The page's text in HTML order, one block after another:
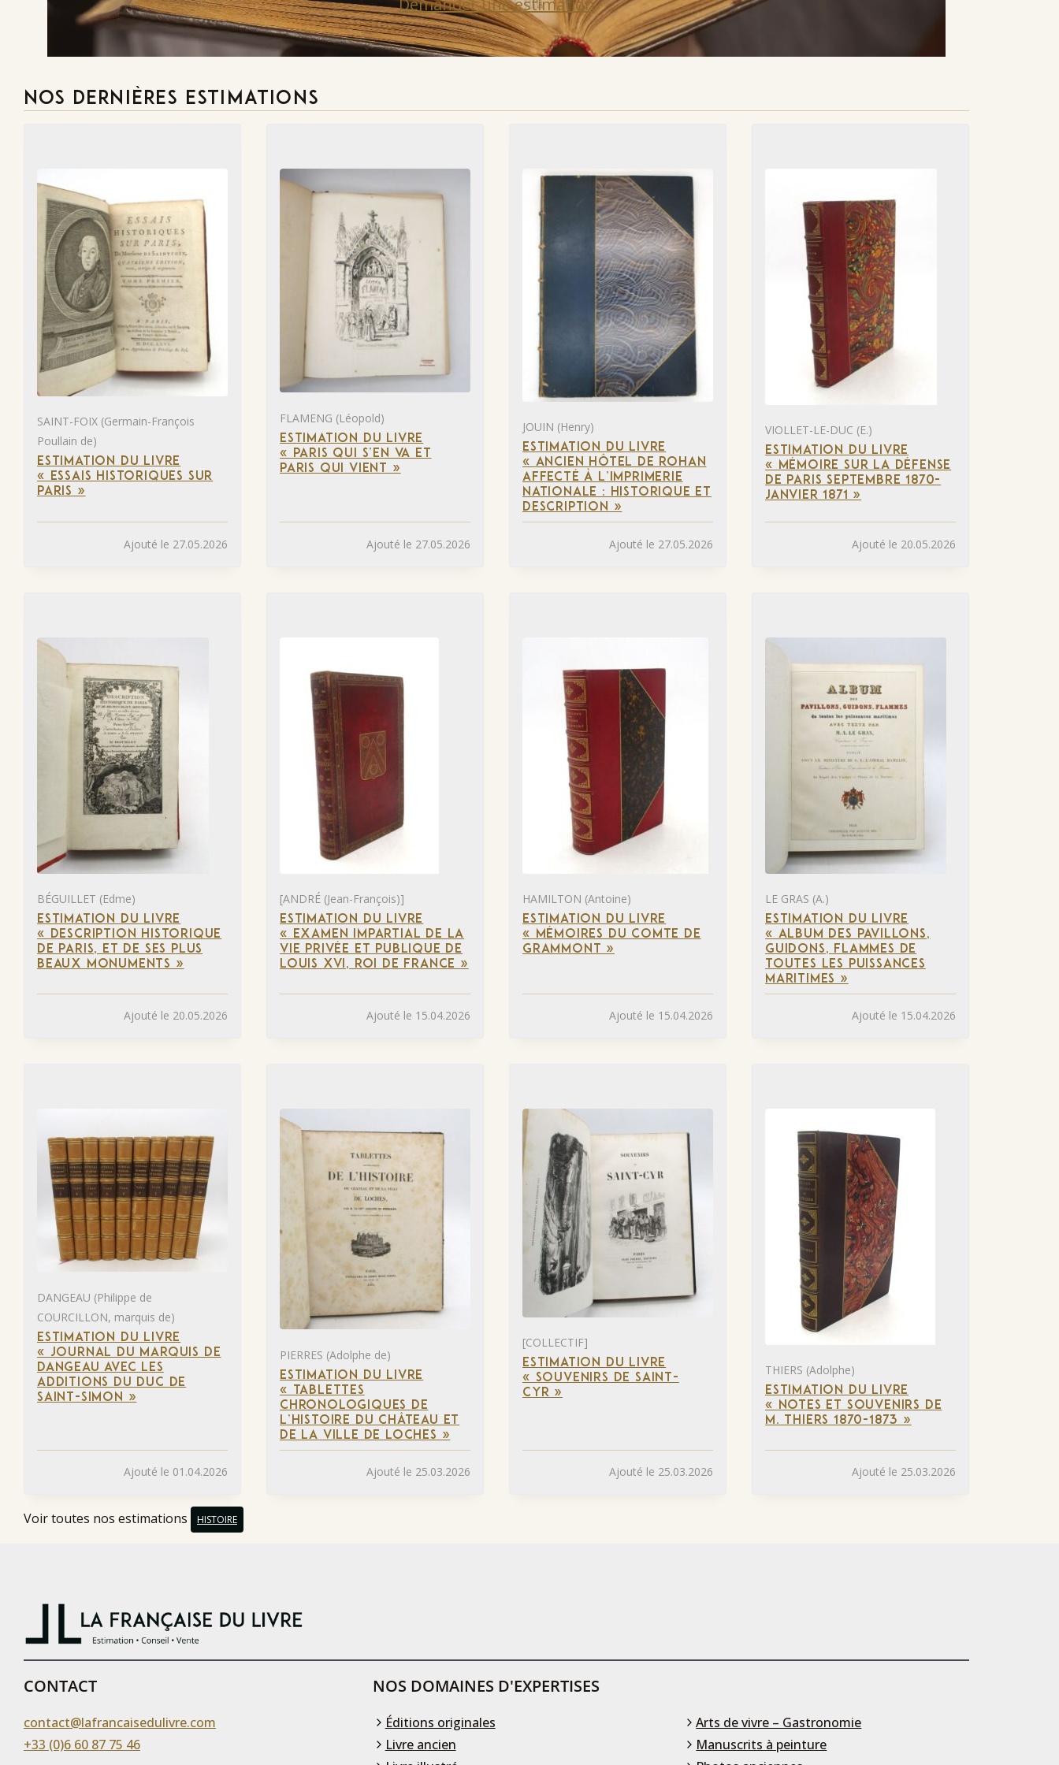
NOS DERNIÈRES ESTIMATIONS
SAINT-FOIX (Germain-François
Poullain de)
ESTIMATION DU LIVRE
« ESSAIS HISTORIQUES SUR
PARIS »
Ajouté le 27.05.2026
FLAMENG (Léopold)
ESTIMATION DU LIVRE
« PARIS QUI S’EN VA ET
PARIS QUI VIENT »
Ajouté le 27.05.2026
JOUIN (Henry)
ESTIMATION DU LIVRE
« ANCIEN HÔTEL DE ROHAN
AFFECTÉ À L’IMPRIMERIE
NATIONALE : HISTORIQUE ET
DESCRIPTION »
Ajouté le 27.05.2026
VIOLLET-LE-DUC (E.)
ESTIMATION DU LIVRE
« MÉMOIRE SUR LA DÉFENSE
DE PARIS SEPTEMBRE 1870-
JANVIER 1871 »
Ajouté le 20.05.2026
BÉGUILLET (Edme)
ESTIMATION DU LIVRE
« DESCRIPTION HISTORIQUE
DE PARIS, ET DE SES PLUS
BEAUX MONUMENTS »
Ajouté le 20.05.2026
[ANDRÉ (Jean-François)]
ESTIMATION DU LIVRE
« EXAMEN IMPARTIAL DE LA
VIE PRIVÉE ET PUBLIQUE DE
LOUIS XVI, ROI DE FRANCE »
Ajouté le 15.04.2026
HAMILTON (Antoine)
ESTIMATION DU LIVRE
« MÉMOIRES DU COMTE DE
GRAMMONT »
Ajouté le 15.04.2026
LE GRAS (A.)
ESTIMATION DU LIVRE
« ALBUM DES PAVILLONS,
GUIDONS, FLAMMES DE
TOUTES LES PUISSANCES
MARITIMES »
Ajouté le 15.04.2026
DANGEAU (Philippe de
COURCILLON, marquis de)
ESTIMATION DU LIVRE
« JOURNAL DU MARQUIS DE
DANGEAU AVEC LES
ADDITIONS DU DUC DE
SAINT-SIMON »
Ajouté le 01.04.2026
PIERRES (Adolphe de)
ESTIMATION DU LIVRE
« TABLETTES
CHRONOLOGIQUES DE
L’HISTOIRE DU CHÂTEAU ET
DE LA VILLE DE LOCHES »
Ajouté le 25.03.2026
[COLLECTIF]
ESTIMATION DU LIVRE
« SOUVENIRS DE SAINT-
CYR »
Ajouté le 25.03.2026
THIERS (Adolphe)
ESTIMATION DU LIVRE
« NOTES ET SOUVENIRS DE
M. THIERS 1870-1873 »
Ajouté le 25.03.2026
Voir toutes nos estimations HISTOIRE
CONTACT
contact@lafrancaisedulivre.com
+33 (0)6 60 87 75 46
NOS DOMAINES D'EXPERTISES
Éditions originales
Livre ancien
Arts de vivre – Gastronomie
Manuscrits à peinture